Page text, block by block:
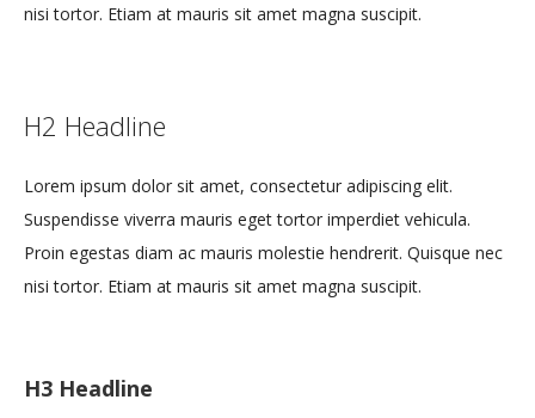
nisi tortor. Etiam at mauris sit amet magna suscipit.
H2 Headline
Lorem ipsum dolor sit amet, consectetur adipiscing elit.
Suspendisse viverra mauris eget tortor imperdiet vehicula.
Proin egestas diam ac mauris molestie hendrerit. Quisque nec
nisi tortor. Etiam at mauris sit amet magna suscipit.
H3 Headline